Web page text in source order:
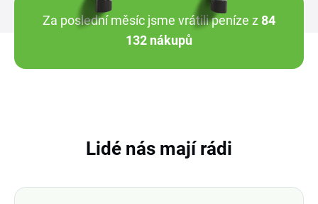
Za poslední měsíc jsme vrátili peníze z 84
132 nákupů
Lidé nás mají rádi